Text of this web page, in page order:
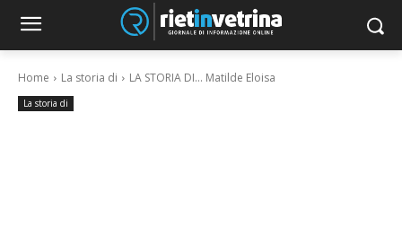
Home La storia di LA STORIA DI... Matilde Eloisa
La storia di